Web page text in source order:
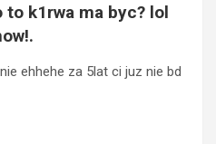
to k1rwa ma byc? lol
ehhehe za 5lat ci juz nie bd